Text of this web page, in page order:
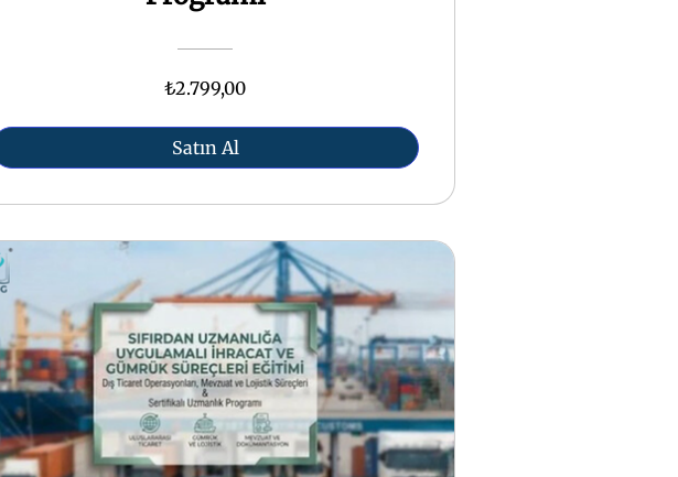
₺2.799,00
Satın Al